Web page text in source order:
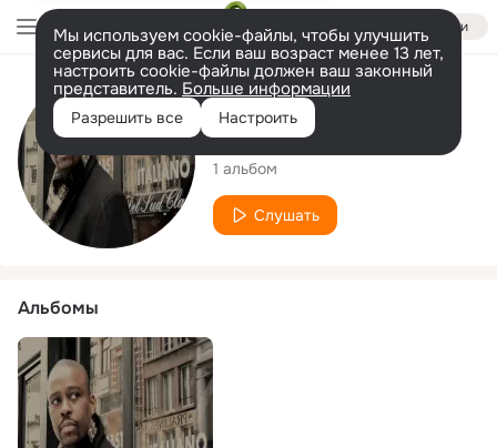
Войти
Мы используем cookie-файлы, чтобы улучшить
сервисы для вас. Если ваш возраст менее 13 лет,
настроить cookie-файлы должен ваш законный
представитель. Больше информации
Разрешить все Настроить
Исполнитель
Mr MelodyMan
1 альбом
Слушать
Альбомы